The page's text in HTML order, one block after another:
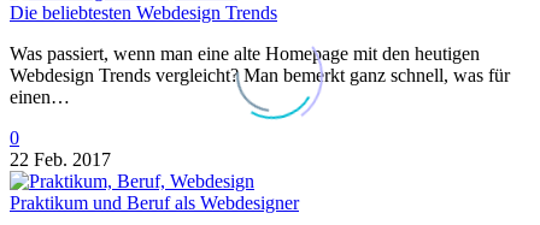
Die beliebtesten Webdesign Trends
Was passiert, wenn man eine alte Homepage mit den heutigen
Webdesign Trends vergleicht? Man bemerkt ganz schnell, was für
einen…
0
22 Feb. 2017
Praktikum und Beruf als Webdesigner